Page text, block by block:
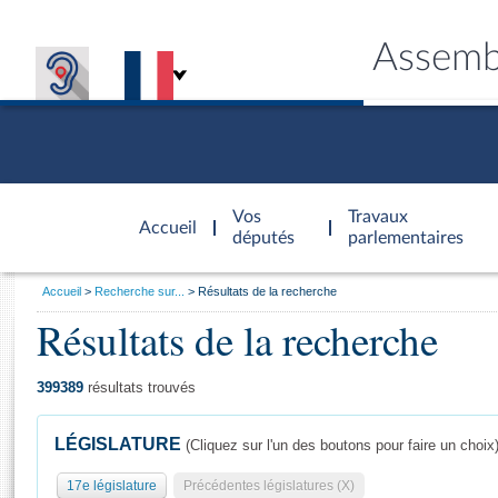
Accueil
d'accueil
Vos
députés
Travaux
parlementaires
Général
Vous
Accueil Recherche sur... Résultats de la recherche
Résultats de la recherche
399389 résultats trouvés
LÉGISLATURE (Cliquez sur l'un des boutons pour faire un choix)
17e législature Précédentes législatures (X)